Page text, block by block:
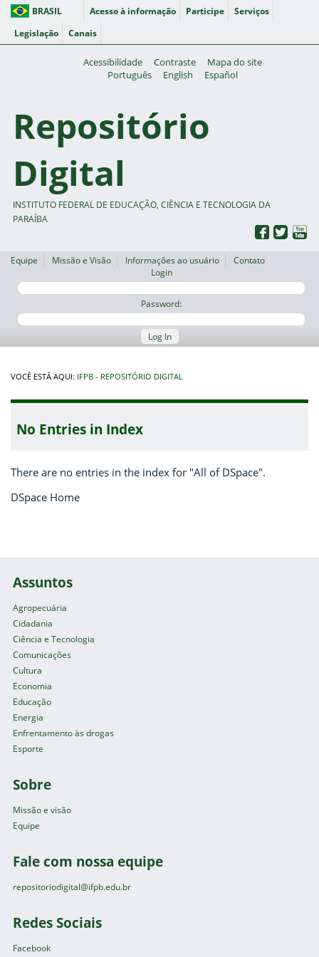
BRASIL Acesso à informação Participe
Serviços
Legislação
Canais
Acessibilidade Contraste
Mapa do site
Português
English Español
Repositório
Digital
INSTITUTO FEDERAL DE EDUCAÇÃO, CIÊNCIA E TECNOLOGIA DA
PARAÍBA
Equipe Missão e Visão Informações ao usuário
Contato
Login
Password:
Log In
VOCÊ ESTÁ AQUI: IFPB - REPOSITÓRIO DIGITAL
No Entries in Index
There are no entries in the index for "All of DSpace".
DSpace Home
Assuntos
Agropecuária
Cidadania
Ciência e Tecnologia
Comunicações
Cultura
Economia
Educação
Energia
Enfrentamento às drogas
Esporte
Sobre
Missão e visão
Equipe
Fale com nossa equipe
repositoriodigital@ifpb.edu.br
Redes Sociais
Facebook